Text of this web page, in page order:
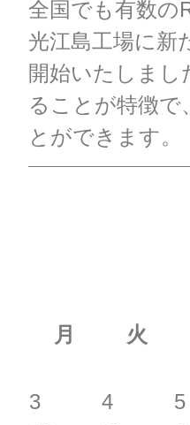
全国でも有数の
光江島工場に新
開始いたしまし
ることが特徴
とができます
月
火
3
4 5